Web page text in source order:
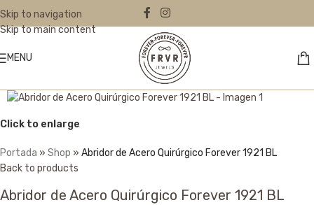
Skip to navigation
Skip to main content
MENU
Click to enlarge
Portada » Shop » Abridor de Acero Quirúrgico Forever 1921 BL
Back to products
Abridor de Acero Quirúrgico Forever 1921 BL